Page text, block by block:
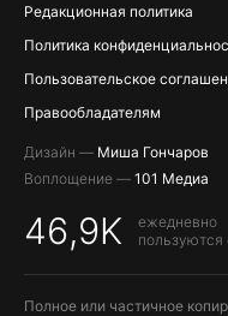
Редакционная политика
Политика
Пользовательское
Правообладателям
Дизайн — Миша Гончаров
Воплощение — 101 Медиа
46,9K
ежедневно
пользуются
Полное или частичное